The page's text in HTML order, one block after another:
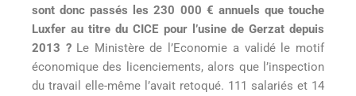
sont donc passés les 230 000 € annuels que touche
Luxfer au titre du CICE pour l’usine de Gerzat depuis
2013 ? Le Ministère de l’Economie a validé le motif
économique des licenciements, alors que l’inspection
du travail elle-même l’avait retoqué. 111 salariés et 14